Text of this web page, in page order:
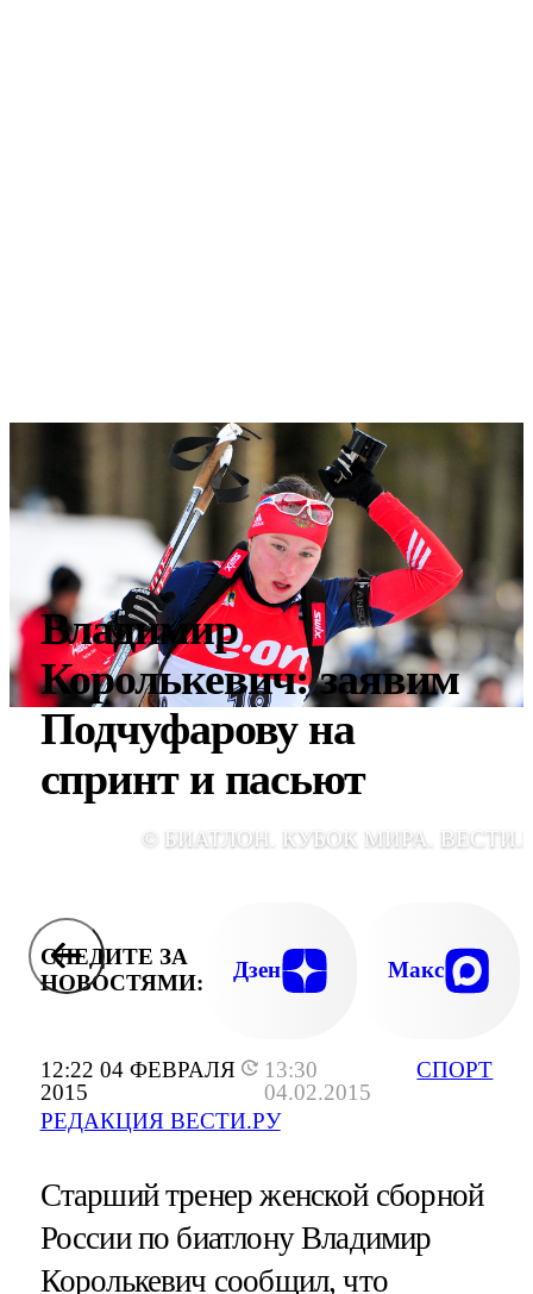
12:22 04 ФЕВРАЛЯ
2015
13:30
04.02.2015
РЕДАКЦИЯ ВЕСТИ.РУ
СПОРТ
Владимир
Королькевич: заявим
Подчуфарову на
спринт и пасьют
© БИАТЛОН. КУБОК МИРА.
СЛЕДИТЕ ЗА
НОВОСТЯМИ:
Дзен Макс
Старший тренер женской сборной
России по биатлону Владимир
Королькевич сообщил, что